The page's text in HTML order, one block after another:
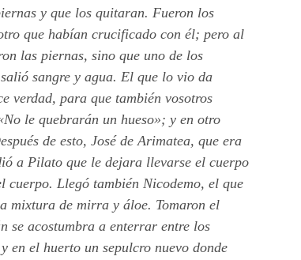
y que los quitaran. Fueron los
que habían crucificado con él; pero al
las piernas, sino que uno de los
sangre y agua. El que lo vio da
verdad, para que también vosotros
le quebrarán un hueso»; y en otro
de esto, José de Arimatea, que era
a Pilato que le dejara llevarse el cuerpo
cuerpo. Llegó también Nicodemo, el que
mixtura de mirra y áloe. Tomaron el
se acostumbra a enterrar entre los
el huerto un sepulcro nuevo donde